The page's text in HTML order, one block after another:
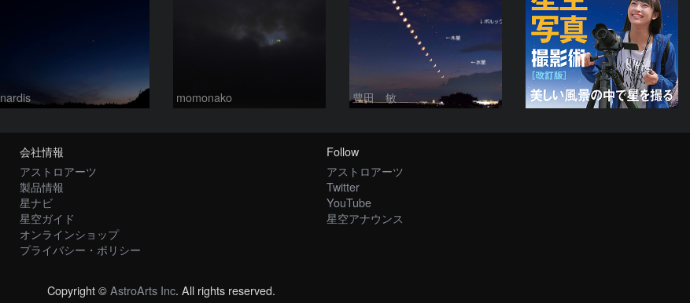
nardis momonako 豊田 敏
会社情報
アストロアーツ
製品情報
星ナビ
星空ガイド
オンラインショップ
プライバシー・ポリシー
Follow
アストロアーツ
Twitter
YouTube
星空アナウンス
Copyright ©AstroArts Inc. All rights reserved.